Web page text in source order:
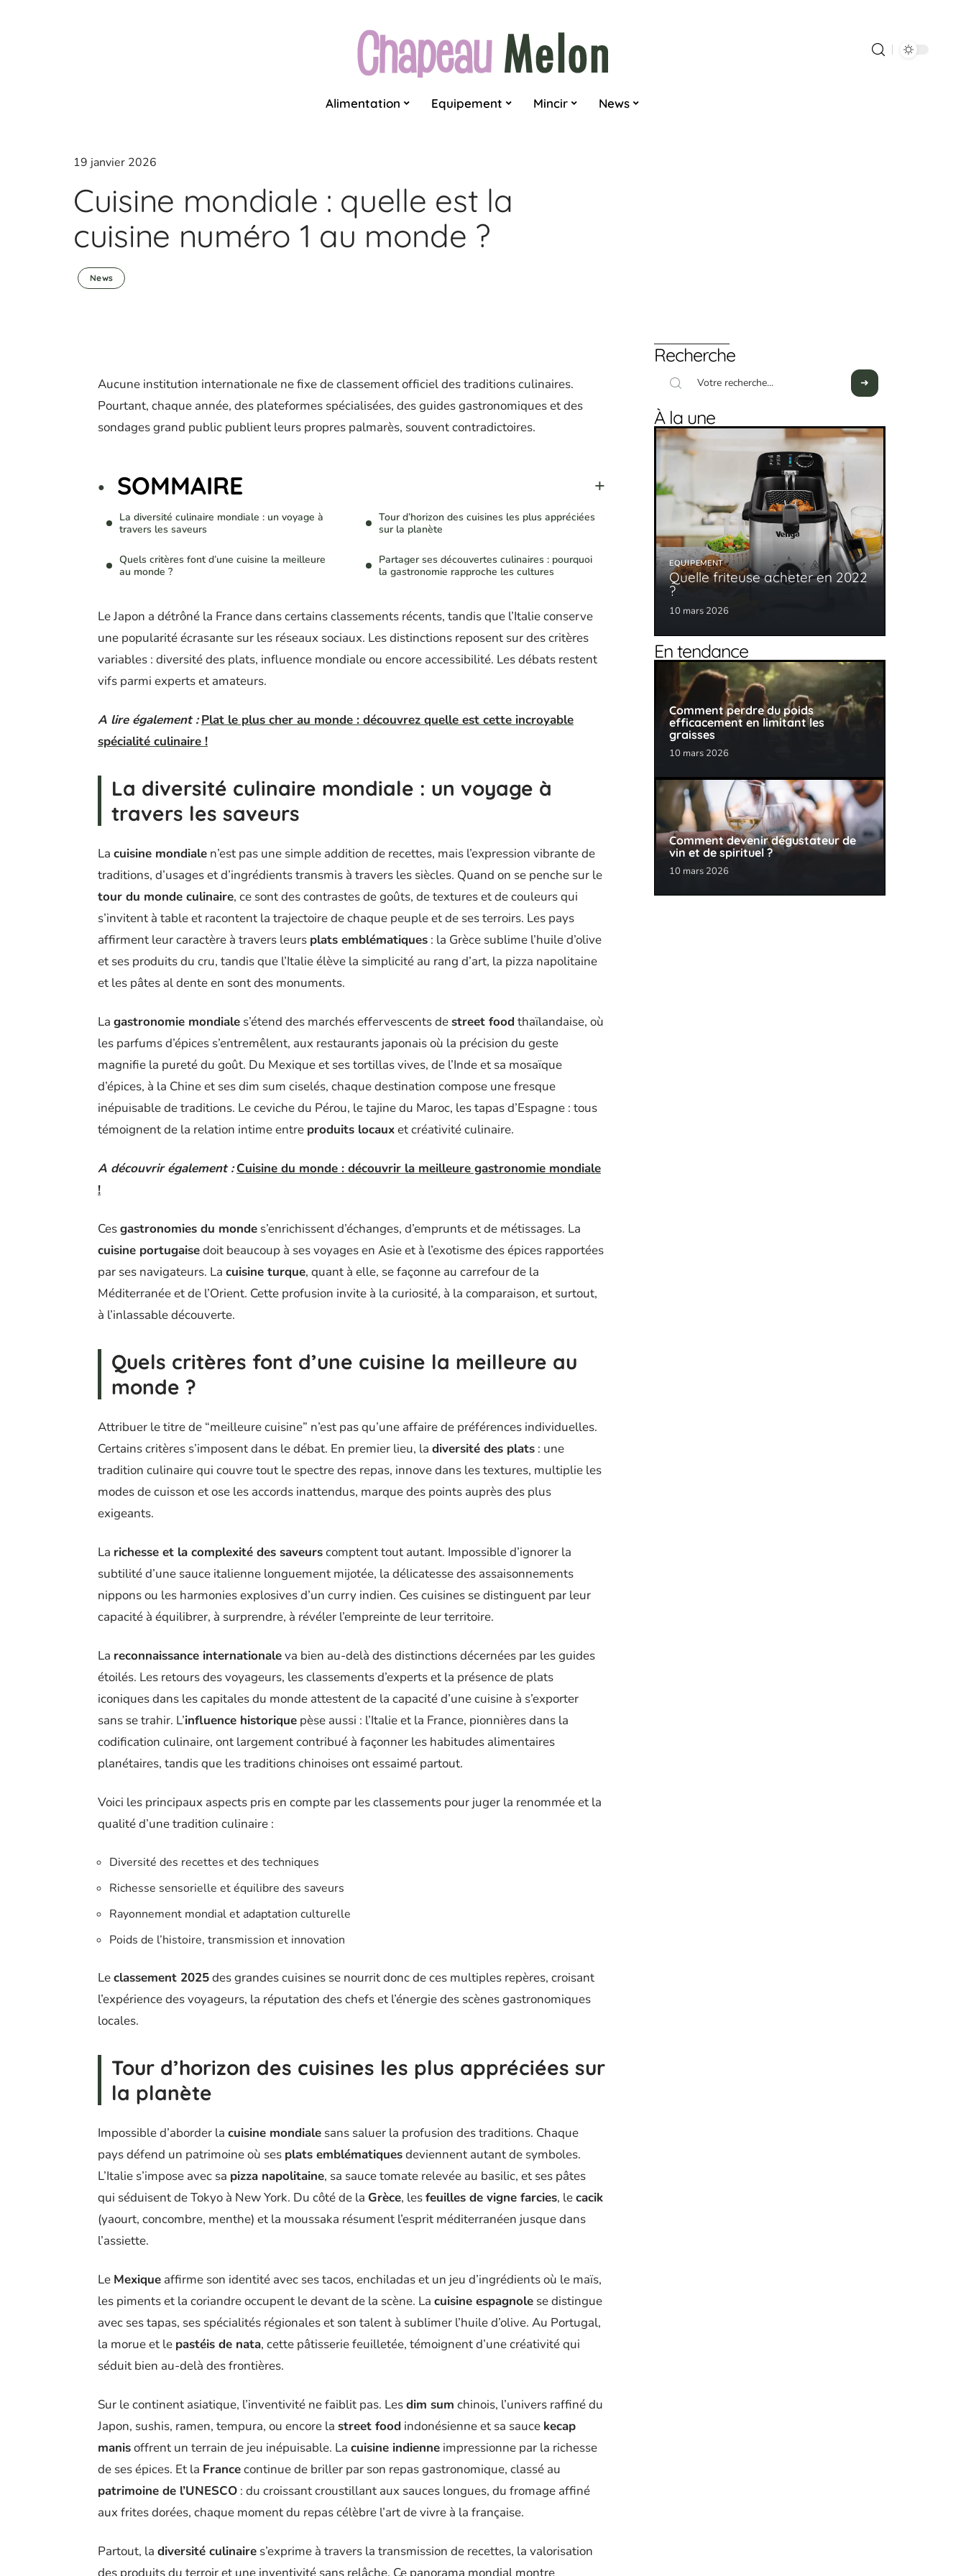
Alimentation Equipement Mincir News
19 janvier 2026
Cuisine mondiale : quelle est la
cuisine numéro 1 au monde ?
News
Aucune institution internationale ne fixe de classement officiel des traditions culinaires.
Pourtant, chaque année, des plateformes spécialisées, des guides gastronomiques et des
sondages grand public publient leurs propres palmarès, souvent contradictoires.
SOMMAIRE
La diversité culinaire mondiale : un voyage à
travers les saveurs
Quels critères font d’une cuisine la meilleure
au monde ?
Tour d’horizon des cuisines les plus appréciées
sur la planète
Partager ses découvertes culinaires : pourquoi
la gastronomie rapproche les cultures
Le Japon a détrôné la France dans certains classements récents, tandis que l’Italie conserve
une popularité écrasante sur les réseaux sociaux. Les distinctions reposent sur des critères
variables : diversité des plats, influence mondiale ou encore accessibilité. Les débats restent
vifs parmi experts et amateurs.
A lire également : Plat le plus cher au monde : découvrez quelle est cette incroyable
spécialité culinaire !
La diversité culinaire mondiale : un voyage à
travers les saveurs
La cuisine mondiale n’est pas une simple addition de recettes, mais l’expression vibrante de
traditions, d’usages et d’ingrédients transmis à travers les siècles. Quand on se penche sur le
tour du monde culinaire, ce sont des contrastes de goûts, de textures et de couleurs qui
s’invitent à table et racontent la trajectoire de chaque peuple et de ses terroirs. Les pays
affirment leur caractère à travers leurs plats emblématiques : la Grèce sublime l’huile d’olive
et ses produits du cru, tandis que l’Italie élève la simplicité au rang d’art, la pizza napolitaine
et les pâtes al dente en sont des monuments.
La gastronomie mondiale s’étend des marchés effervescents destreet food thaïlandaise, où
les parfums d’épices s’entremêlent, aux restaurants japonais où la précision du geste
magnifie la pureté du goût. Du Mexique et ses tortillas vives, de l’Inde et sa mosaïque
d’épices, à la Chine et ses dim sum ciselés, chaque destination compose une fresque
inépuisable de traditions. Le ceviche du Pérou, le tajine du Maroc, les tapas d’Espagne : tous
témoignent de la relation intime entre produits locauxet créativité culinaire.
A découvrir également : Cuisine du monde : découvrir la meilleure gastronomie mondiale
!
Cesgastronomies du monde s’enrichissent d’échanges, d’emprunts et de métissages. La
cuisine portugaisedoit beaucoup à ses voyages en Asie et à l’exotisme des épices rapportées
par ses navigateurs. La cuisine turque, quant à elle, se façonne au carrefour de la
Méditerranée et de l’Orient. Cette profusion invite à la curiosité, à la comparaison, et surtout,
à l’inlassable découverte.
Quels critères font d’une cuisine la meilleure au
monde ?
Attribuer le titre de “meilleure cuisine” n’est pas qu’une affaire de préférences individuelles.
Certains critères s’imposent dans le débat. En premier lieu, la diversité des plats : une
tradition culinaire qui couvre tout le spectre des repas, innove dans les textures, multiplie les
modes de cuisson et ose les accords inattendus, marque des points auprès des plus
exigeants.
La richesse et la complexité des saveurscomptent tout autant. Impossible d’ignorer la
subtilité d’une sauce italienne longuement mijotée, la délicatesse des assaisonnements
nippons ou les harmonies explosives d’un curry indien. Ces cuisines se distinguent par leur
capacité à équilibrer, à surprendre, à révéler l’empreinte de leur territoire.
La reconnaissance internationaleva bien au-delà des distinctions décernées par les guides
étoilés. Les retours des voyageurs, les classements d’experts et la présence de plats
iconiques dans les capitales du monde attestent de la capacité d’une cuisine à s’exporter
sans se trahir. L’influence historique pèse aussi : l’Italie et la France, pionnières dans la
codification culinaire, ont largement contribué à façonner les habitudes alimentaires
planétaires, tandis que les traditions chinoises ont essaimé partout.
Voici les principaux aspects pris en compte par les classements pour juger la renommée et la
qualité d’une tradition culinaire :
Diversité des recettes et des techniques
Richesse sensorielle et équilibre des saveurs
Rayonnement mondial et adaptation culturelle
Poids de l’histoire, transmission et innovation
Leclassement 2025des grandes cuisines se nourrit donc de ces multiples repères, croisant
l’expérience des voyageurs, la réputation des chefs et l’énergie des scènes gastronomiques
locales.
Tour d’horizon des cuisines les plus appréciées sur
la planète
Impossible d’aborder la cuisine mondiale sans saluer la profusion des traditions. Chaque
pays défend un patrimoine où ses plats emblématiquesdeviennent autant de symboles.
L’Italie s’impose avec sa pizza napolitaine, sa sauce tomate relevée au basilic, et ses pâtes
qui séduisent de Tokyo à New York. Du côté de la Grèce, lesfeuilles de vigne farcies, lecacik
(yaourt, concombre, menthe) et la moussaka résument l’esprit méditerranéen jusque dans
l’assiette.
Le Mexique affirme son identité avec ses tacos, enchiladas et un jeu d’ingrédients où le maïs,
les piments et la coriandre occupent le devant de la scène. La cuisine espagnole se distingue
avec ses tapas, ses spécialités régionales et son talent à sublimer l’huile d’olive. Au Portugal,
la morue et le pastéis de nata, cette pâtisserie feuilletée, témoignent d’une créativité qui
séduit bien au-delà des frontières.
Sur le continent asiatique, l’inventivité ne faiblit pas. Lesdim sum chinois, l’univers raffiné du
Japon, sushis, ramen, tempura, ou encore la street food indonésienne et sa sauce kecap
manisoffrent un terrain de jeu inépuisable. La cuisine indienne impressionne par la richesse
de ses épices. Et la Francecontinue de briller par son repas gastronomique, classé au
patrimoine de l’UNESCO : du croissant croustillant aux sauces longues, du fromage affiné
aux frites dorées, chaque moment du repas célèbre l’art de vivre à la française.
Partout, la diversité culinaire s’exprime à travers la transmission de recettes, la valorisation
des produits du terroir et une inventivité sans relâche. Ce panorama mondial montre
Recherche
À la une
EQUIPEMENT
Quelle friteuse acheter en 2022
?
10 mars 2026
En tendance
Comment perdre du poids
efficacement en limitant les
graisses
10 mars 2026
Comment devenir dégustateur de
vin et de spirituel ?
10 mars 2026